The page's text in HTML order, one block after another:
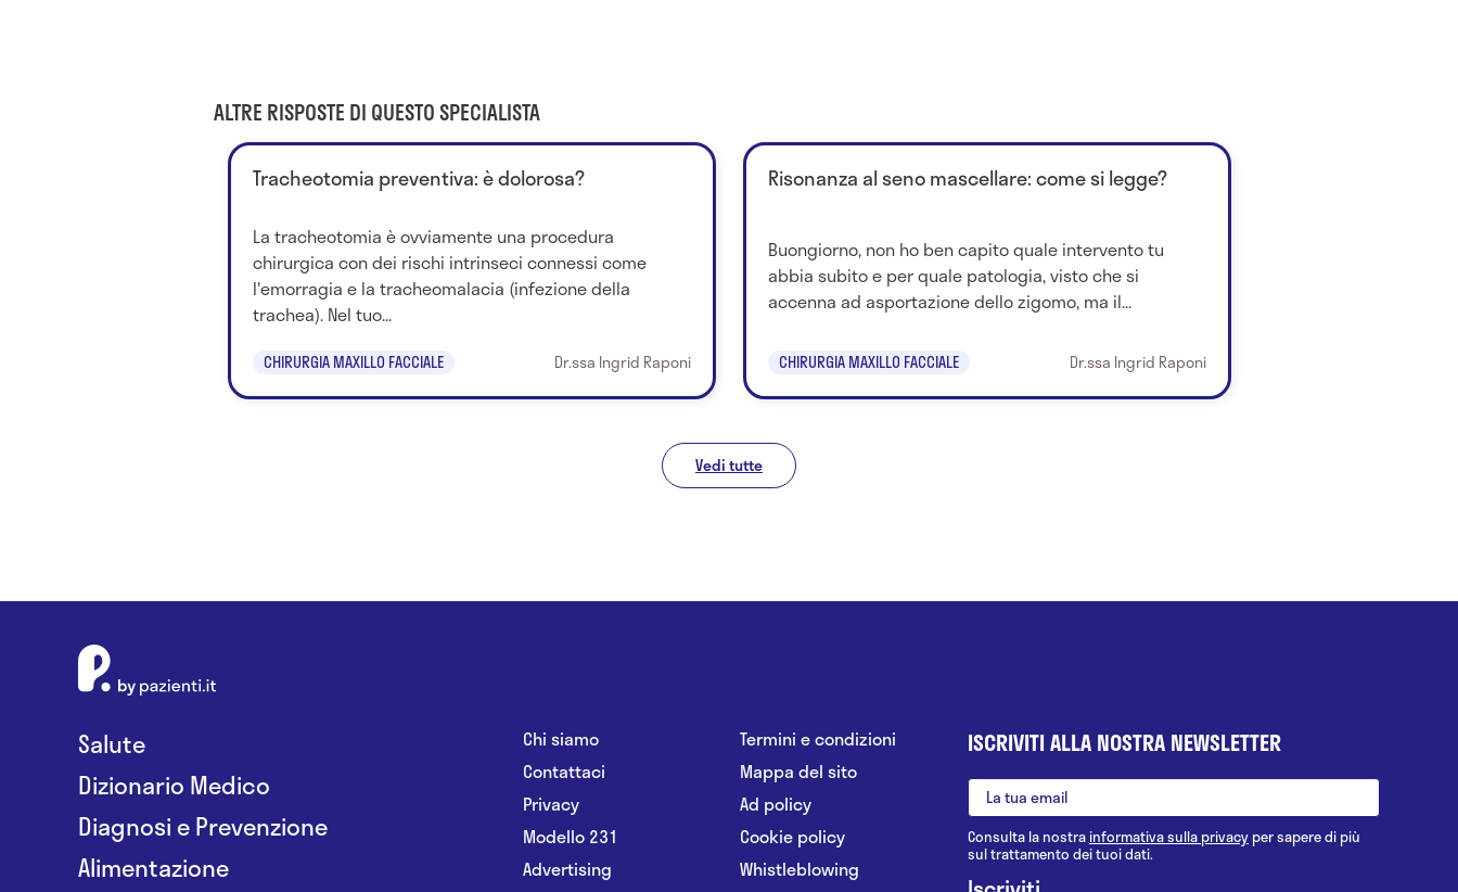
ALTRE RISPOSTE DI QUESTO SPECIALISTA
Tracheotomia preventiva: è dolorosa?
La tracheotomia è ovviamente una procedura
chirurgica con dei rischi intrinseci connessi come
l'emorragia e la tracheomalacia (infezione della
trachea). Nel tuo...
CHIRURGIA MAXILLO FACCIALE Dr.ssa Ingrid Raponi
Risonanza al seno mascellare: come si legge?
Buongiorno, non ho ben capito quale intervento tu
abbia subito e per quale patologia, visto che si
accenna ad asportazione dello zigomo, ma il...
CHIRURGIA MAXILLO FACCIALE Dr.ssa Ingrid Raponi
Vedi tutte
Salute
Dizionario Medico
Diagnosi e Prevenzione
Alimentazione
Chi siamo
Contattaci
Privacy
Modello 231
Advertising
Termini e condizioni
Mappa del sito
Ad policy
Cookie policy
Whistleblowing
ISCRIVITI ALLA NOSTRA NEWSLETTER
Consulta la nostrainformativa sulla privacy per sapere di più
sul trattamento dei tuoi dati.